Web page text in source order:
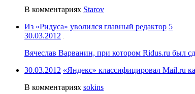
В комментариях Starov
Из «Ридуса» уволился главный редактор 5
30.03.2012
Вячеслав Варванин, при котором Ridus.ru был
30.03.2012 «Яндекс» классифицировал Mail.ru
В комментариях sokins